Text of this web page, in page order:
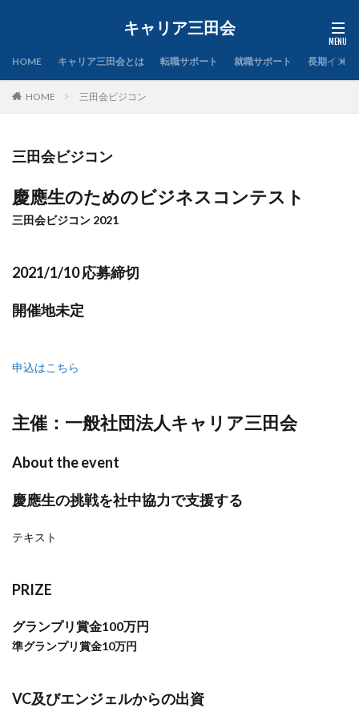
キャリア三田会
HOME キャリア三田会とは 転職サポート 就職サポート 長期インタ
HOME 三田会ビジコン
三田会ビジコン
慶應生のためのビジネスコンテスト
三田会ビジコン 2021
2021/1/10 応募締切
開催地未定
申込はこちら
主催：一般社団法人キャリア三田会
About the event
慶應生の挑戦を社中協力で支援する
テキスト
PRIZE
グランプリ賞金100万円
準グランプリ賞金10万円
VC及びエンジェルからの出資